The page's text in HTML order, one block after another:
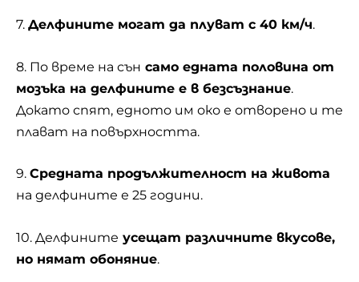
7. Делфините могат да плуват с 40 км/ч.
8. По време на сън само едната половина от
мозъка на делфините е в безсъзнание.
Докато спят, едното им око е отворено и те
плават на повърхността.
9. Средната продължителност на живота
на делфините е 25 години.
10. Делфините усещат различните вкусове,
но нямат обоняние.